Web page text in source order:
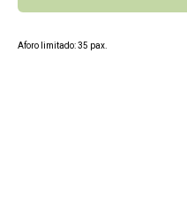
Aforo limitado: 35 pax.